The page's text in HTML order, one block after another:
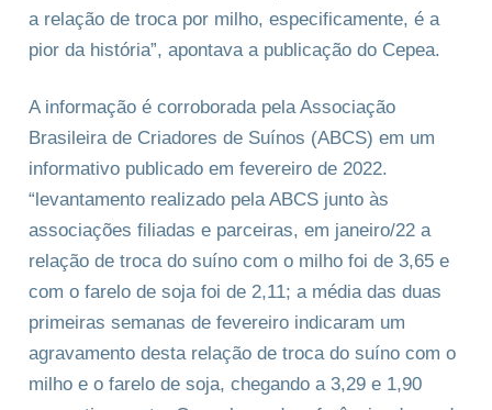
a relação de troca por milho, especificamente, é a
pior da história”, apontava a publicação do Cepea.
A informação é corroborada pela Associação
Brasileira de Criadores de Suínos (ABCS) em um
informativo publicado em fevereiro de 2022.
“levantamento realizado pela ABCS junto às
associações filiadas e parceiras, em janeiro/22 a
relação de troca do suíno com o milho foi de 3,65 e
com o farelo de soja foi de 2,11; a média das duas
primeiras semanas de fevereiro indicaram um
agravamento desta relação de troca do suíno com o
milho e o farelo de soja, chegando a 3,29 e 1,90